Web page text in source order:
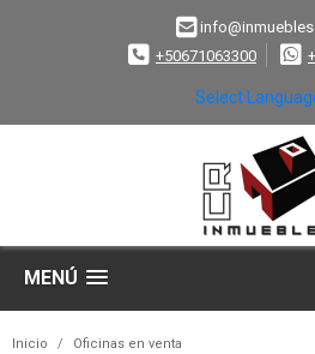
+50671063300
Select
MENÚ
Inicio Oficinas en venta